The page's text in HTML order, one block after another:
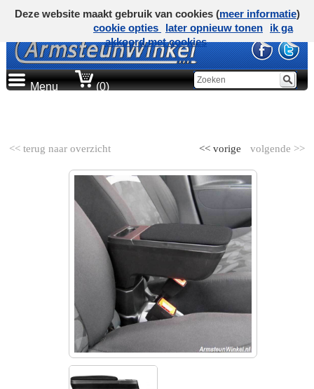
Menu (0)
<< terug naar overzicht volgende >>
<< vorige
Deze website maakt gebruik van cookies (meer informatie)
cookie opties
later opnieuw tonen
ik ga
akkoord met cookies